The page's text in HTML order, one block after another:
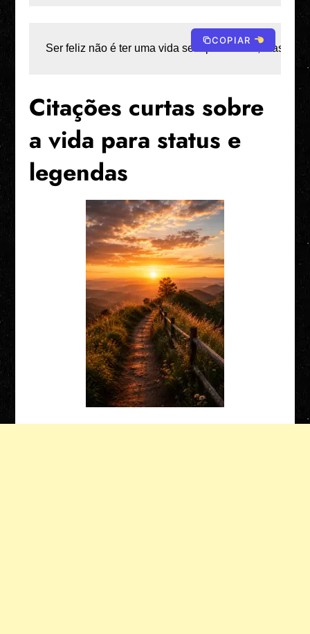
Ser feliz não é ter uma vida sem problemas, mas ter
COPIAR
Citações curtas sobre
a vida para status e
legendas